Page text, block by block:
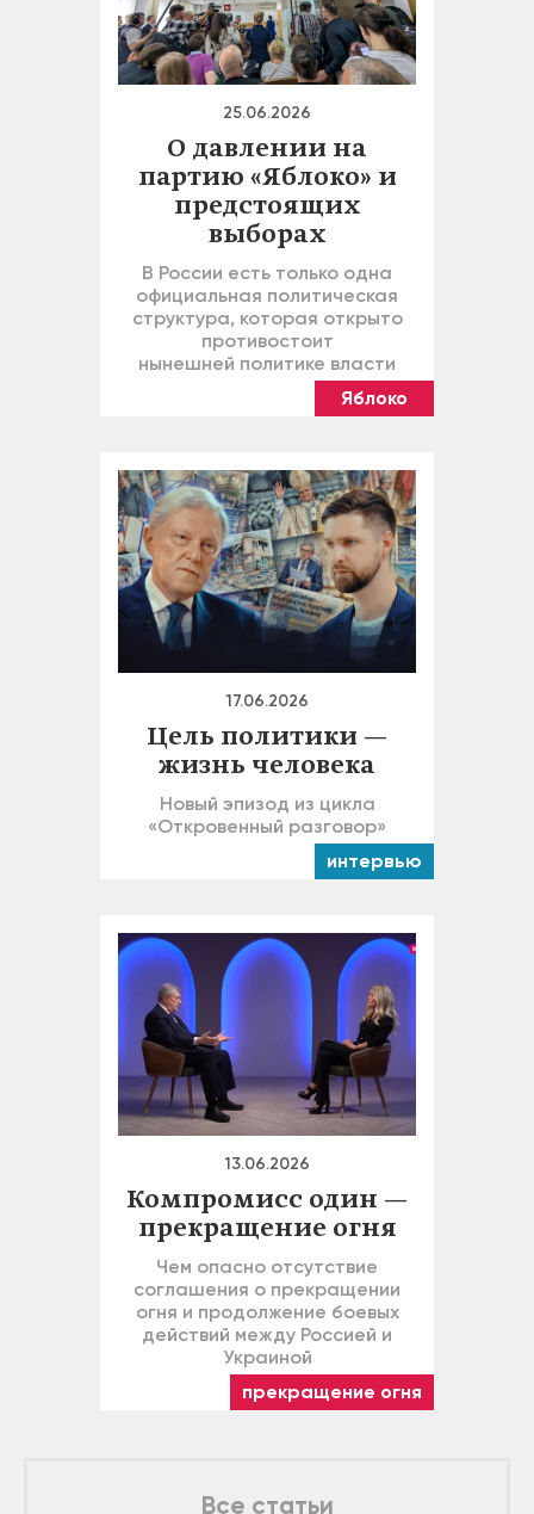
25.06.2026
О давлении на
партию «Яблоко» и
предстоящих
выборах
В России есть только одна
официальная политическая
структура, которая открыто
противостоит
нынешней политике власти
Яблоко
17.06.2026
Цель политики —
жизнь человека
Новый эпизод из цикла
«Откровенный разговор»
интервью
13.06.2026
Компромисс один —
прекращение огня
Чем опасно отсутствие
соглашения о прекращении
огня и продолжение боевых
действий между Россией и
Украиной
прекращение огня
Все статьи